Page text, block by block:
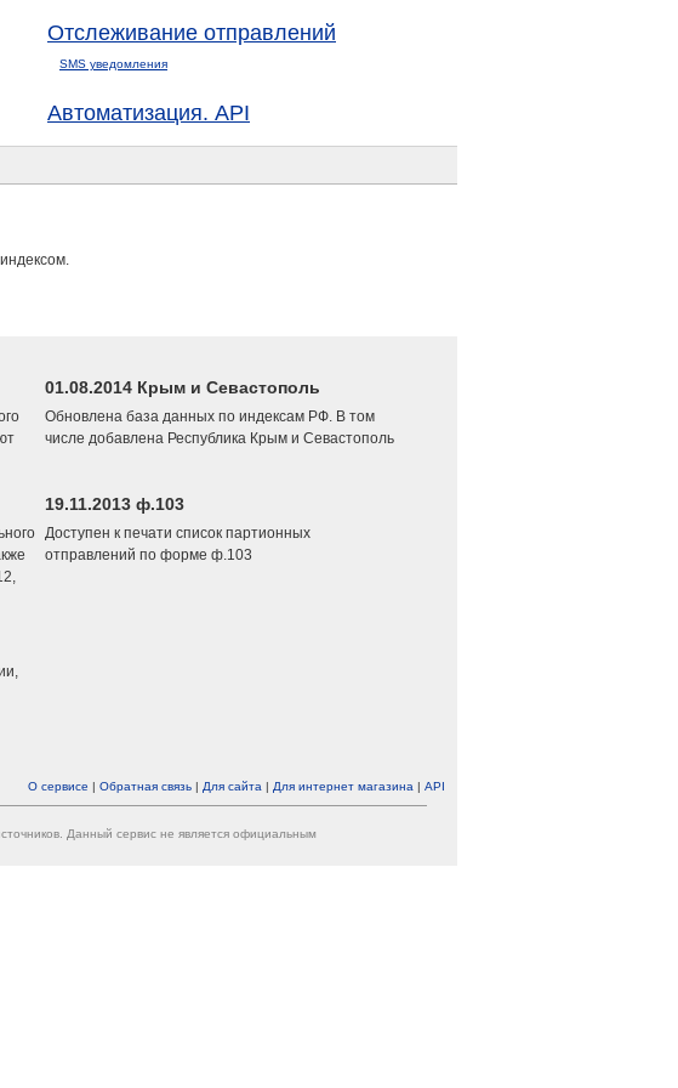
Отслеживание отправлений
SMS уведомления
Автоматизация. API
01.08.2014 Крым и Севастополь
Обновлена база данных по индексам РФ. В том
числе добавлена Республика Крым и Севастополь
19.11.2013 ф.103
Доступен к печати список партионных
отправлений по форме ф.103
О сервисе | Обратная связь | Для сайта | Для интернет магазина | API
Данный сервис не является официальным